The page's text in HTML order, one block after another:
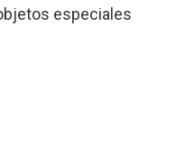
especiales